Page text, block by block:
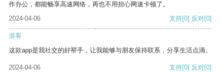
作办公，都能畅享高速网络，再也不用担心网速卡顿了。
2024-04-06
支持[0] 反对[0]
游客
这款app是我社交的好帮手，让我能够与朋友保持联系，分享生活点滴。
2024-04-06 支持[0] 反对[0]